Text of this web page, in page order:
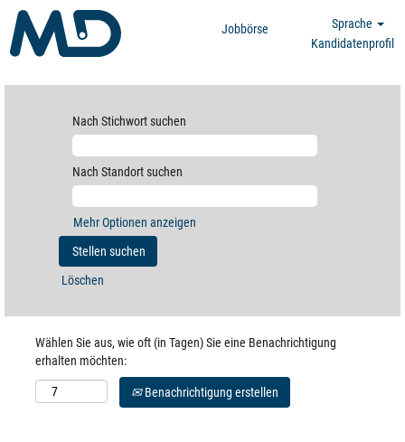
Jobbörse
Sprache
Kandidatenprofil
Nach Stichwort suchen
Nach Standort suchen
Mehr Optionen anzeigen
Löschen
Wählen Sie aus, wie oft (in Tagen) Sie eine Benachrichtigung
erhalten möchten:
Benachrichtigung erstellen